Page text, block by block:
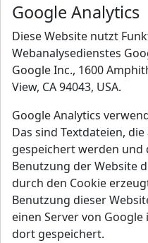
Google Analytics
Diese Website nutzt
Webanalysedienstes
Google Inc., 1600
View, CA 94043, USA.
Google Analytics
Das sind Textdateien,
gespeichert werden und
Benutzung der Website
durch den Cookie
Benutzung dieser
einen Server von
dort gespeichert.